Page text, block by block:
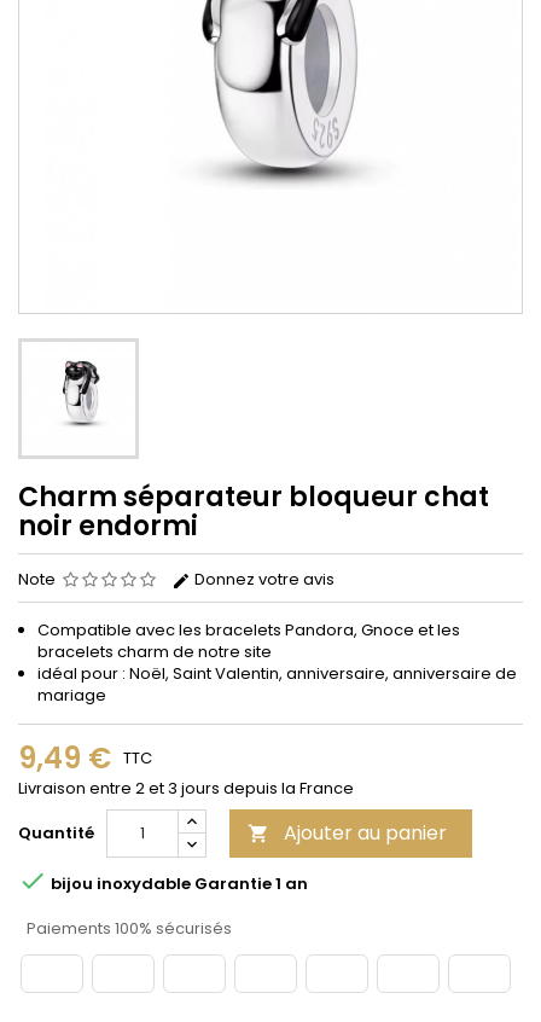
Charm séparateur bloqueur chat
noir endormi
Note Donnez votre avis
Compatible avec les bracelets Pandora, Gnoce et les
bracelets charm de notre site
idéal pour : Noël, Saint Valentin, anniversaire, anniversaire de
mariage
9,49 € TTC
Livraison entre 2 et 3 jours depuis la France
Quantité
 Ajouter au panier
 bijou inoxydable Garantie 1 an
Paiements 100% sécurisés